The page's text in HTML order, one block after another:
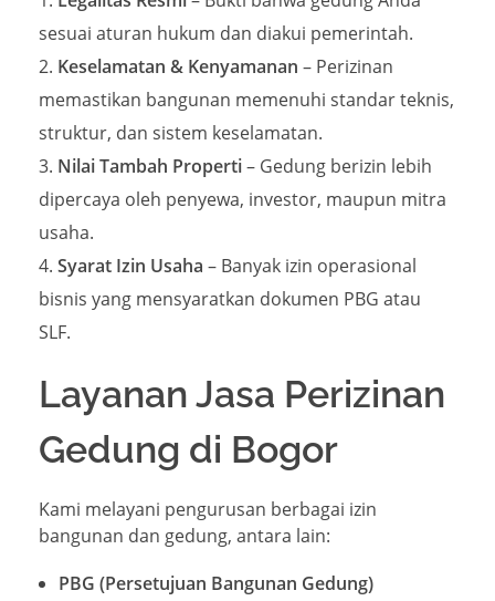
sesuai aturan hukum dan diakui pemerintah.
Keselamatan & Kenyamanan – Perizinan
memastikan bangunan memenuhi standar teknis,
struktur, dan sistem keselamatan.
Nilai Tambah Properti– Gedung berizin lebih
dipercaya oleh penyewa, investor, maupun mitra
usaha.
Syarat Izin Usaha – Banyak izin operasional
bisnis yang mensyaratkan dokumen PBG atau
SLF.
Layanan Jasa Perizinan
Gedung di Bogor
Kami melayani pengurusan berbagai izin
bangunan dan gedung, antara lain:
PBG (Persetujuan Bangunan Gedung)